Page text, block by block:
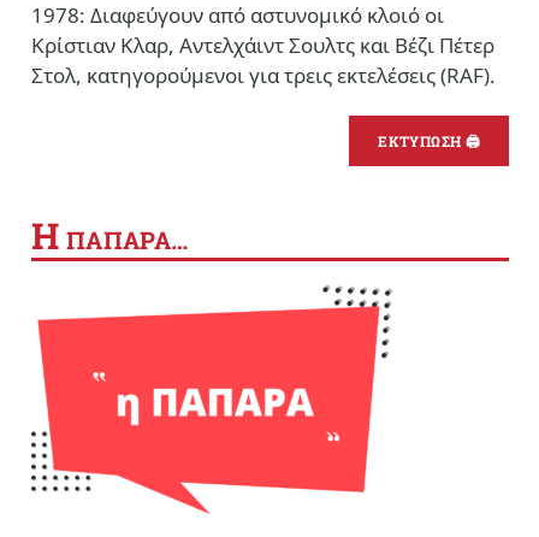
1978: Διαφεύγουν από αστυνομικό κλοιό οι
Κρίστιαν Κλαρ, Αντελχάιντ Σουλτς και Βέζι Πέτερ
Στολ, κατηγορούμενοι για τρεις εκτελέσεις (RAF).
ΕΚΤΥΠΩΣΗ 🖨
Η ΠΑΠΑΡΑ…